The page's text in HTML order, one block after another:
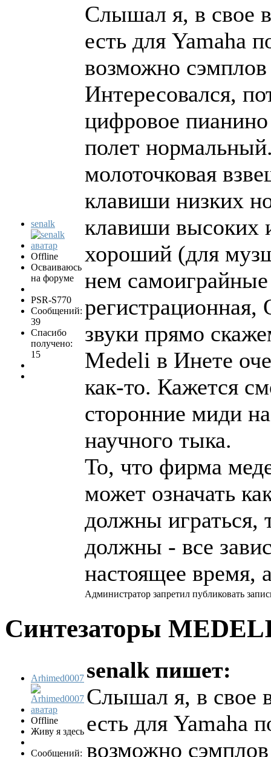
senalk
Offline
Осваиваюсь
на форуме
PSR-S770
Сообщений:
39
Спасибо
получено:
15
Слышал я, в свое
есть для Yamaha
возможно
Интересовался,
цифровое
полет
молоточковая
клавиши низких
клавиши высоких
хороший (для
нем
звуки прямо
Medeli в Инете
как-то. Кажется
сторонние миди
научного тыка.
То, что фирма
может означать
должны играться,
должны - все
настоящее время,
Администратор запретил публиковать
Синтезаторы
Arhimed0007
Offline
Живу я здесь
Сообщений:
senalk пишет:
Слышал я, в свое
есть для Yamaha
возможно